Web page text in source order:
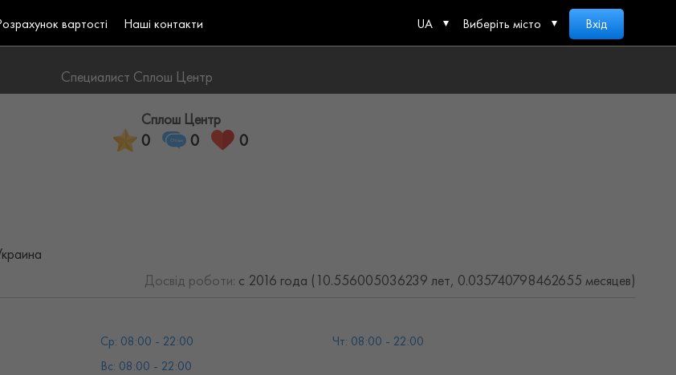
вартості Наші контакти UA Виберіть місто Вхід
Специалист Сплош Центр
Сплош Центр
0 0 0
Досвід роботи: с 2016 года (10.556005036239 лет, 0.035740798462655 месяцев)
Ср: 08:00 - 22:00
Чт: 08:00 - 22:00
Вс: 08:00 - 22:00